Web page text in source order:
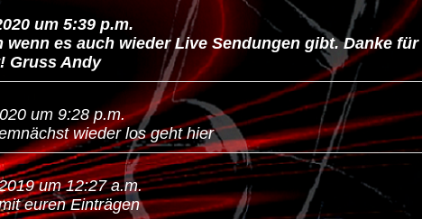
um 5:39 p.m.
es auch wieder Live Sendungen gibt. Danke für
Gruss Andy
um 9:28 p.m.
wieder los geht hier
um 12:27 a.m.
euren Einträgen